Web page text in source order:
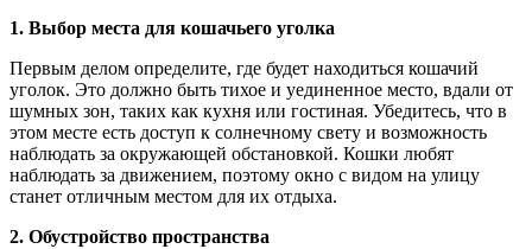
1. Выбор места для кошачьего уголка
Первым делом определите, где будет находиться кошачий
уголок. Это должно быть тихое и уединенное место, вдали от
шумных зон, таких как кухня или гостиная. Убедитесь, что в
этом месте есть доступ к солнечному свету и возможность
наблюдать за окружающей обстановкой. Кошки любят
наблюдать за движением, поэтому окно с видом на улицу
станет отличным местом для их отдыха.
2. Обустройство пространства